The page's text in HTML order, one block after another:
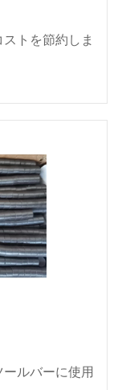
トを節約しま
ルバーに使用